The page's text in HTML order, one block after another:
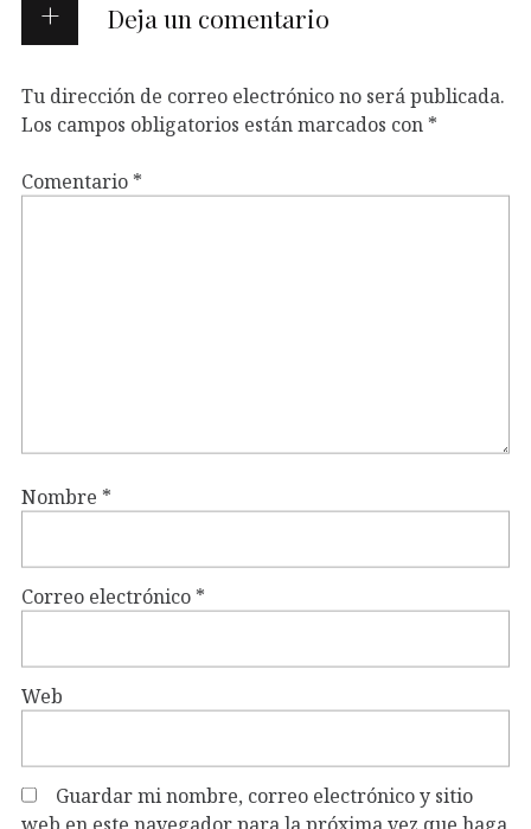
Deja un comentario
Tu dirección de correo electrónico no será publicada.
Los campos obligatorios están marcados con *
Comentario *
Nombre *
Correo electrónico *
Web
Guardar mi nombre, correo electrónico y sitio